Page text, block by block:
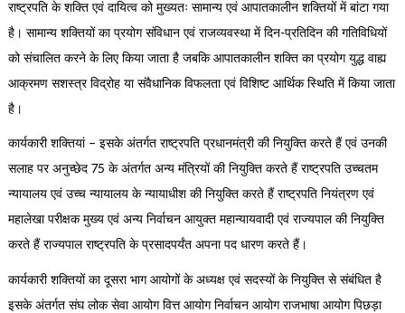
राष्ट्रपति के शक्ति एवं दायित्व को मुख्यतः सामान्य एवं आपातकालीन शक्तियों में बांटा गया
है। सामान्य शक्तियों का प्रयोग संविधान एवं राजव्यवस्था में दिन-प्रतिदिन की गतिविधियों
को संचालित करने के लिए किया जाता है जबकि आपातकालीन शक्ति का प्रयोग युद्ध वाह्य
आक्रमण सशस्त्र विद्रोह या संवैधानिक विफलता एवं विशिष्ट आर्थिक स्थिति में किया जाता
है।
कार्यकारी शक्तियां – इसके अंतर्गत राष्ट्रपति प्रधानमंत्री की नियुक्ति करते हैं एवं उनकी
सलाह पर अनुच्छेद 75 के अंतर्गत अन्य मंत्रियों की नियुक्ति करते हैं राष्ट्रपति उच्चतम
न्यायालय एवं उच्च न्यायालय के न्यायाधीश की नियुक्ति करते हैं राष्ट्रपति नियंत्रण एवं
महालेखा परीक्षक मुख्य एवं अन्य निर्वाचन आयुक्त महान्यायवादी एवं राज्यपाल की नियुक्ति
करते हैं राज्यपाल राष्ट्रपति के प्रसादपर्यंत अपना पद धारण करते हैं।
कार्यकारी शक्तियों का दूसरा भाग आयोगों के अध्यक्ष एवं सदस्यों के नियुक्ति से संबंधित है
इसके अंतर्गत संघ लोक सेवा आयोग वित्त आयोग निर्वाचन आयोग राजभाषा आयोग पिछड़ा